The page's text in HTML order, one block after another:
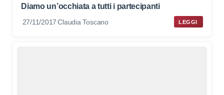
Diamo un’occhiata a tutti i partecipanti
27/11/2017 Claudia Toscano LEGGI